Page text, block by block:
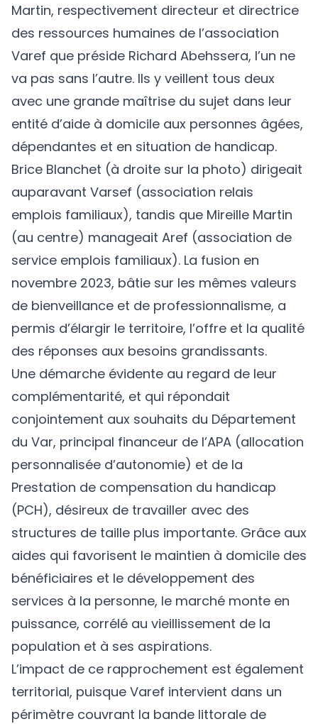
Martin, respectivement directeur et directrice
des ressources humaines de l’association
Varef que préside Richard Abehssera, l’un ne
va pas sans l’autre. Ils y veillent tous deux
avec une grande maîtrise du sujet dans leur
entité d’aide à domicile aux personnes âgées,
dépendantes et en situation de handicap.
Brice Blanchet (à droite sur la photo) dirigeait
auparavant Varsef (association relais
emplois familiaux), tandis que Mireille Martin
(au centre) manageait Aref (association de
service emplois familiaux). La fusion en
novembre 2023, bâtie sur les mêmes valeurs
de bienveillance et de professionnalisme, a
permis d’élargir le territoire, l’offre et la qualité
des réponses aux besoins grandissants.
Une démarche évidente au regard de leur
complémentarité, et qui répondait
conjointement aux souhaits du Département
du Var, principal financeur de l’APA (allocation
personnalisée d’autonomie) et de la
Prestation de compensation du handicap
(PCH), désireux de travailler avec des
structures de taille plus importante. Grâce aux
aides qui favorisent le maintien à domicile des
bénéficiaires et le développement des
services à la personne, le marché monte en
puissance, corrélé au vieillissement de la
population et à ses aspirations.
L’impact de ce rapprochement est également
territorial, puisque Varef intervient dans un
périmètre couvrant la bande littorale de